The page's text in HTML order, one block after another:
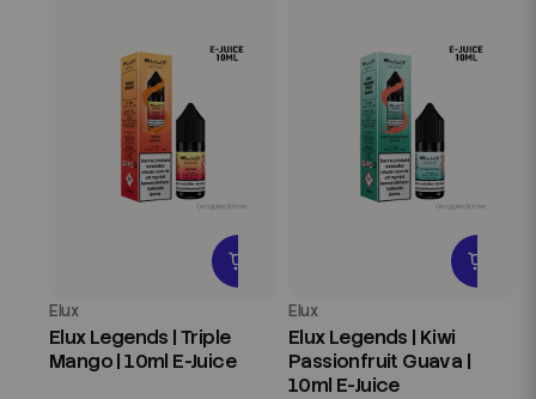
Elux
Elux Legends | Triple
Mango | 10ml E-Juice
Elux
Elux Legends | Kiwi
Passionfruit Guava |
10ml E-Juice